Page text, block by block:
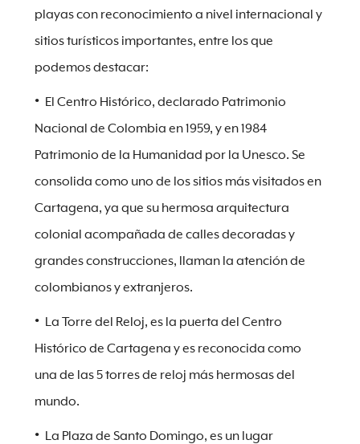
playas con reconocimiento a nivel internacional y
sitios turísticos importantes, entre los que
podemos destacar:
El Centro Histórico, declarado Patrimonio
Nacional de Colombia en 1959, y en 1984
Patrimonio de la Humanidad por la Unesco. Se
consolida como uno de los sitios más visitados en
Cartagena, ya que su hermosa arquitectura
colonial acompañada de calles decoradas y
grandes construcciones, llaman la atención de
colombianos y extranjeros.
La Torre del Reloj, es la puerta del Centro
Histórico de Cartagena y es reconocida como
una de las 5 torres de reloj más hermosas del
mundo.
La Plaza de Santo Domingo, es un lugar